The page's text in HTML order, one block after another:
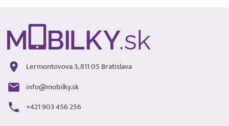
Lermontovova 3, 811 05 Bratislava
info@mobilky.sk
+421 903 456 256